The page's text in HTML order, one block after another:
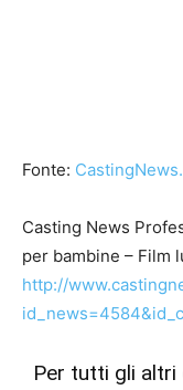
Fonte:
Casting News
per bambine – Film
http://
Per tutti gli altri